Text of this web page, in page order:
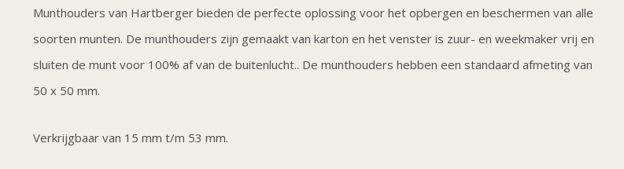
Munthouders van Hartberger bieden de perfecte oplossing voor het opbergen en beschermen van alle
soorten munten. De munthouders zijn gemaakt van karton en het venster is zuur- en weekmaker vrij en
sluiten de munt voor 100% af van de buitenlucht.. De munthouders hebben een standaard afmeting van
50 x 50 mm.
Verkrijgbaar van 15 mm t/m 53 mm.